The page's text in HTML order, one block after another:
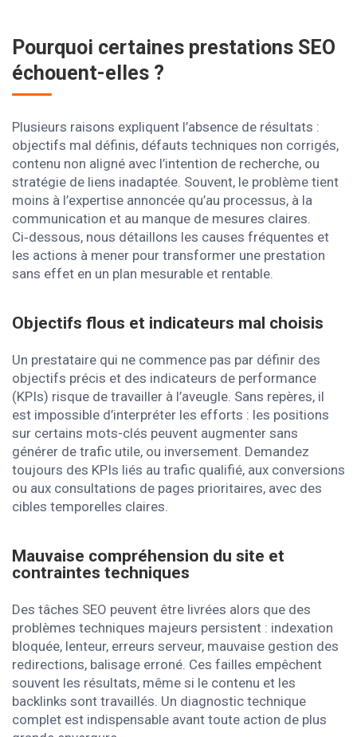
Pourquoi certaines prestations SEO
échouent-elles ?
Plusieurs raisons expliquent l’absence de résultats :
objectifs mal définis, défauts techniques non corrigés,
contenu non aligné avec l’intention de recherche, ou
stratégie de liens inadaptée. Souvent, le problème tient
moins à l’expertise annoncée qu’au processus, à la
communication et au manque de mesures claires.
Ci‑dessous, nous détaillons les causes fréquentes et
les actions à mener pour transformer une prestation
sans effet en un plan mesurable et rentable.
Objectifs flous et indicateurs mal choisis
Un prestataire qui ne commence pas par définir des
objectifs précis et des indicateurs de performance
(KPIs) risque de travailler à l’aveugle. Sans repères, il
est impossible d’interpréter les efforts : les positions
sur certains mots-clés peuvent augmenter sans
générer de trafic utile, ou inversement. Demandez
toujours des KPIs liés au trafic qualifié, aux conversions
ou aux consultations de pages prioritaires, avec des
cibles temporelles claires.
Mauvaise compréhension du site et
contraintes techniques
Des tâches SEO peuvent être livrées alors que des
problèmes techniques majeurs persistent : indexation
bloquée, lenteur, erreurs serveur, mauvaise gestion des
redirections, balisage erroné. Ces failles empêchent
souvent les résultats, même si le contenu et les
backlinks sont travaillés. Un diagnostic technique
complet est indispensable avant toute action de plus